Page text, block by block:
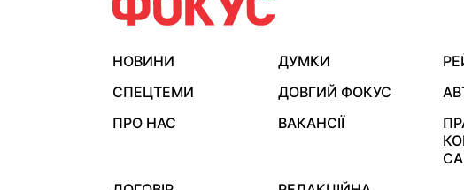
НОВИНИ ДУМКИ
СПЕЦТЕМИ
ДОВГИЙ ФОКУС
ПРО НАС
ВАКАНСІЇ